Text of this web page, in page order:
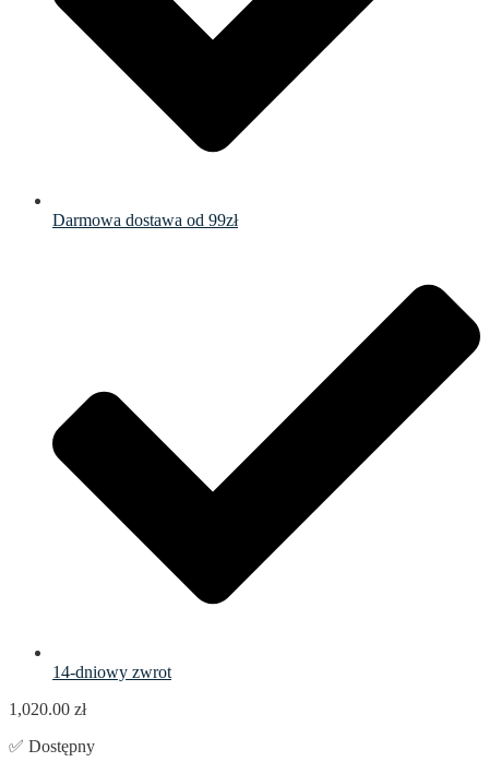
Darmowa dostawa od 99zł
14-dniowy zwrot
1,020.00 zł
✅ Dostępny